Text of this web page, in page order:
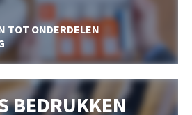
TOT ONDERDELEN
BEDRUKKEN